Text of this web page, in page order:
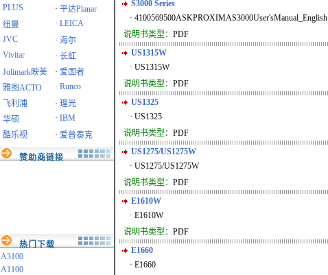
PLUS · 平达Planar
纽曼 · LEICA
JVC · 海尔
Vivitar · 长虹
Jolimark映美 · 爱国者
雅图ACTO · Runco
飞利浦 · 理光
华硕 · IBM
酷乐视 · 爱普泰克
赞助商链接
热门下载
A3100
A1100
S3000 Series
· 4100569500ASKPROXIMAS3000User'sManual_English
说明书类型： PDF
US1315W
· US1315W
说明书类型： PDF
US1325
· US1325
说明书类型： PDF
US1275/US1275W
· US1275/US1275W
说明书类型： PDF
E1610W
· E1610W
说明书类型： PDF
E1660
· E1660